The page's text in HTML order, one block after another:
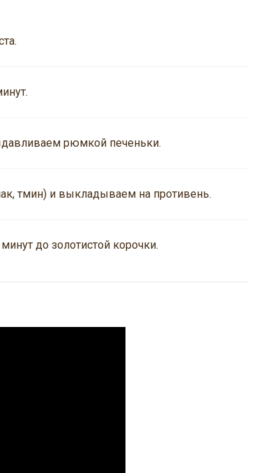
рюмкой печеньки.
тмин) и выкладываем на противень.
до золотистой корочки.